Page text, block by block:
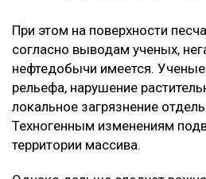
При этом на поверхности
согласно выводам ученых,
нефтедобычи имеется.
рельефа, нарушение
локальное загрязнение
Техногенным изменениям
территории массива.